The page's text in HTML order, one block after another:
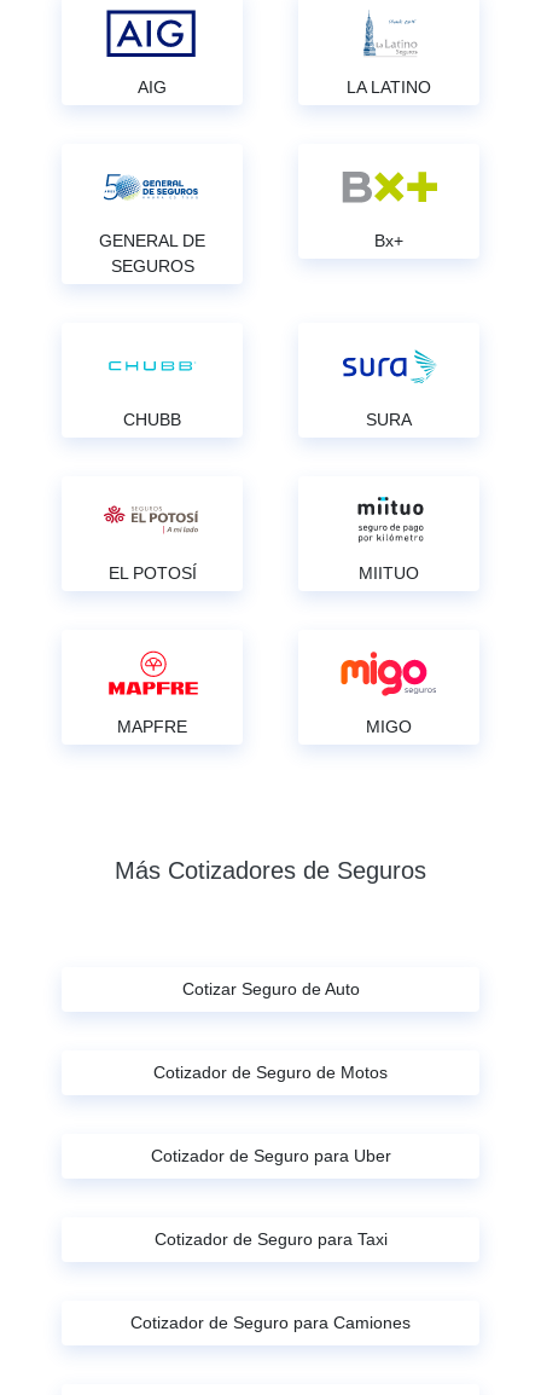
AIG LA LATINO
GENERAL DE
SEGUROS
Bx+
CHUBB SURA
EL POTOSÍ MIITUO
MAPFRE MIGO
Más Cotizadores de Seguros
Cotizar Seguro de Auto
Cotizador de Seguro de Motos
Cotizador de Seguro para Uber
Cotizador de Seguro para Taxi
Cotizador de Seguro para Camiones